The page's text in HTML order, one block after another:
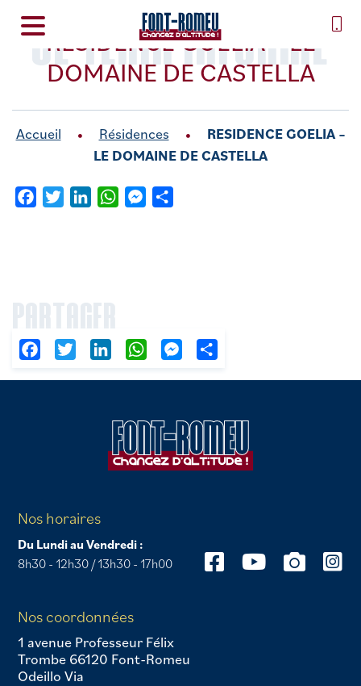
SE TENIR INFORMÉ
RESIDENCE GOELIA – LE
DOMAINE DE CASTELLA
Accueil Résidences
RESIDENCE GOELIA –
LE DOMAINE DE CASTELLA
FacebookTwitterLinkedInWhatsAppMessenger
PARTAGER
FacebookTwitter LinkedIn WhatsAppMessenger
Nos horaires
Du Lundi au Vendredi :
8h30 - 12h30 / 13h30 - 17h00
Nos coordonnées
1 avenue Professeur Félix
Trombe 66120 Font-Romeu
Odeillo Via